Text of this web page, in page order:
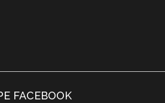
FACEBOOK